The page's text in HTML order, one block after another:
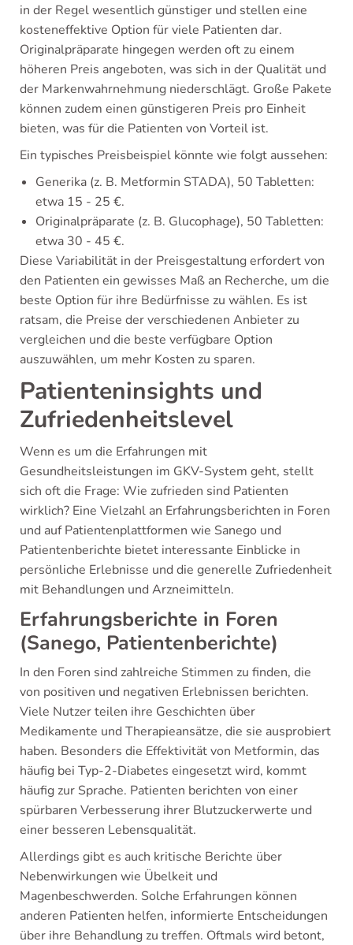
in der Regel wesentlich günstiger und stellen eine
kosteneffektive Option für viele Patienten dar.
Originalpräparate hingegen werden oft zu einem
höheren Preis angeboten, was sich in der Qualität und
der Markenwahrnehmung niederschlägt. Große Pakete
können zudem einen günstigeren Preis pro Einheit
bieten, was für die Patienten von Vorteil ist.
Ein typisches Preisbeispiel könnte wie folgt aussehen:
Generika (z. B. Metformin STADA), 50 Tabletten:
etwa 15 - 25 €.
Originalpräparate (z. B. Glucophage), 50 Tabletten:
etwa 30 - 45 €.
Diese Variabilität in der Preisgestaltung erfordert von
den Patienten ein gewisses Maß an Recherche, um die
beste Option für ihre Bedürfnisse zu wählen. Es ist
ratsam, die Preise der verschiedenen Anbieter zu
vergleichen und die beste verfügbare Option
auszuwählen, um mehr Kosten zu sparen.
Patienteninsights und
Zufriedenheitslevel
Wenn es um die Erfahrungen mit
Gesundheitsleistungen im GKV-System geht, stellt
sich oft die Frage: Wie zufrieden sind Patienten
wirklich? Eine Vielzahl an Erfahrungsberichten in Foren
und auf Patientenplattformen wie Sanego und
Patientenberichte bietet interessante Einblicke in
persönliche Erlebnisse und die generelle Zufriedenheit
mit Behandlungen und Arzneimitteln.
Erfahrungsberichte in Foren
(Sanego, Patientenberichte)
In den Foren sind zahlreiche Stimmen zu finden, die
von positiven und negativen Erlebnissen berichten.
Viele Nutzer teilen ihre Geschichten über
Medikamente und Therapieansätze, die sie ausprobiert
haben. Besonders die Effektivität von Metformin, das
häufig bei Typ-2-Diabetes eingesetzt wird, kommt
häufig zur Sprache. Patienten berichten von einer
spürbaren Verbesserung ihrer Blutzuckerwerte und
einer besseren Lebensqualität.
Allerdings gibt es auch kritische Berichte über
Nebenwirkungen wie Übelkeit und
Magenbeschwerden. Solche Erfahrungen können
anderen Patienten helfen, informierte Entscheidungen
über ihre Behandlung zu treffen. Oftmals wird betont,